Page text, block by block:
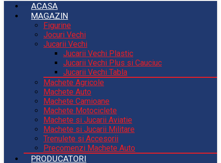
ACASA
MAGAZIN
Figurine
Jocuri Vechi
Jucarii Vechi
Jucarii Vechi Plastic
Jucarii Vechi Plus si Cauciuc
Jucarii Vechi Tabla
Machete Agricole
Machete Auto
Machete Camioane
Machete Motociclete
Machete si Jucarii Aviatie
Machete si Jucarii Militare
Trenulete si Accesorii
Precomenzi Machete Auto
PRODUCATORI